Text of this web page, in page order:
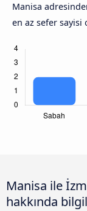
Manisa
en az sefer sayisi
Manisa ile
hakkında